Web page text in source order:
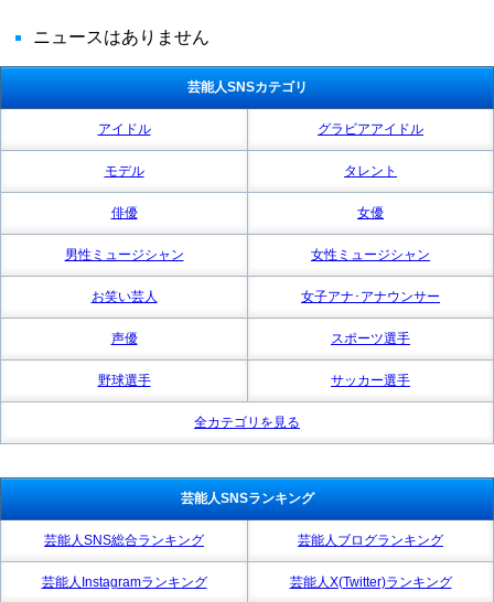
ニュースはありません
芸能人SNSカテゴリ
アイドル グラビアアイドル
モデル タレント
俳優 女優
男性ミュージシャン 女性ミュージシャン
お笑い芸人 女子アナ･アナウンサー
声優 スポーツ選手
野球選手 サッカー選手
全カテゴリを見る
芸能人SNSランキング
芸能人SNS総合ランキング 芸能人ブログランキング
芸能人Instagramランキング 芸能人X(Twitter)ランキング